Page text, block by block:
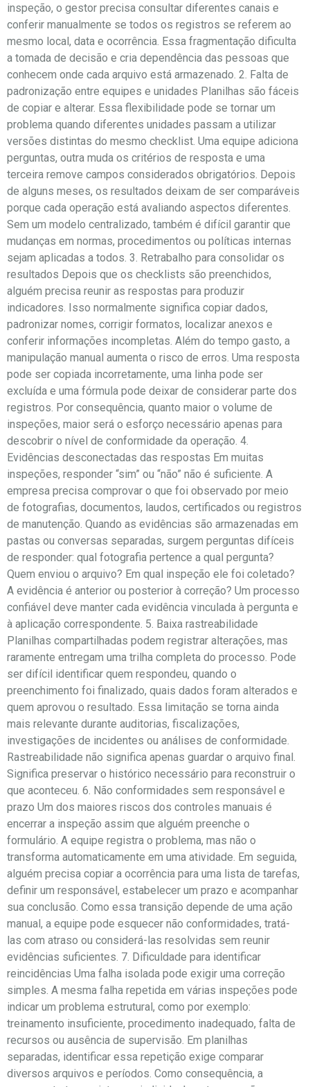
inspeção, o gestor precisa consultar diferentes canais e
conferir manualmente se todos os registros se referem ao
mesmo local, data e ocorrência. Essa fragmentação dificulta
a tomada de decisão e cria dependência das pessoas que
conhecem onde cada arquivo está armazenado. 2. Falta de
padronização entre equipes e unidades Planilhas são fáceis
de copiar e alterar. Essa flexibilidade pode se tornar um
problema quando diferentes unidades passam a utilizar
versões distintas do mesmo checklist. Uma equipe adiciona
perguntas, outra muda os critérios de resposta e uma
terceira remove campos considerados obrigatórios. Depois
de alguns meses, os resultados deixam de ser comparáveis
porque cada operação está avaliando aspectos diferentes.
Sem um modelo centralizado, também é difícil garantir que
mudanças em normas, procedimentos ou políticas internas
sejam aplicadas a todos. 3. Retrabalho para consolidar os
resultados Depois que os checklists são preenchidos,
alguém precisa reunir as respostas para produzir
indicadores. Isso normalmente significa copiar dados,
padronizar nomes, corrigir formatos, localizar anexos e
conferir informações incompletas. Além do tempo gasto, a
manipulação manual aumenta o risco de erros. Uma resposta
pode ser copiada incorretamente, uma linha pode ser
excluída e uma fórmula pode deixar de considerar parte dos
registros. Por consequência, quanto maior o volume de
inspeções, maior será o esforço necessário apenas para
descobrir o nível de conformidade da operação. 4.
Evidências desconectadas das respostas Em muitas
inspeções, responder “sim” ou “não” não é suficiente. A
empresa precisa comprovar o que foi observado por meio
de fotografias, documentos, laudos, certificados ou registros
de manutenção. Quando as evidências são armazenadas em
pastas ou conversas separadas, surgem perguntas difíceis
de responder: qual fotografia pertence a qual pergunta?
Quem enviou o arquivo? Em qual inspeção ele foi coletado?
A evidência é anterior ou posterior à correção? Um processo
confiável deve manter cada evidência vinculada à pergunta e
à aplicação correspondente. 5. Baixa rastreabilidade
Planilhas compartilhadas podem registrar alterações, mas
raramente entregam uma trilha completa do processo. Pode
ser difícil identificar quem respondeu, quando o
preenchimento foi finalizado, quais dados foram alterados e
quem aprovou o resultado. Essa limitação se torna ainda
mais relevante durante auditorias, fiscalizações,
investigações de incidentes ou análises de conformidade.
Rastreabilidade não significa apenas guardar o arquivo final.
Significa preservar o histórico necessário para reconstruir o
que aconteceu. 6. Não conformidades sem responsável e
prazo Um dos maiores riscos dos controles manuais é
encerrar a inspeção assim que alguém preenche o
formulário. A equipe registra o problema, mas não o
transforma automaticamente em uma atividade. Em seguida,
alguém precisa copiar a ocorrência para uma lista de tarefas,
definir um responsável, estabelecer um prazo e acompanhar
sua conclusão. Como essa transição depende de uma ação
manual, a equipe pode esquecer não conformidades, tratá-
las com atraso ou considerá-las resolvidas sem reunir
evidências suficientes. 7. Dificuldade para identificar
reincidências Uma falha isolada pode exigir uma correção
simples. A mesma falha repetida em várias inspeções pode
indicar um problema estrutural, como por exemplo:
treinamento insuficiente, procedimento inadequado, falta de
recursos ou ausência de supervisão. Em planilhas
separadas, identificar essa repetição exige comparar
diversos arquivos e períodos. Como consequência, a